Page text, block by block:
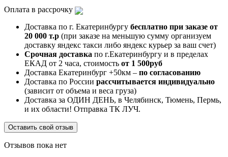
Оплата в рассрочку
Доставка по г. Екатеринбургу бесплатно при заказе от
20 000 т.р (при заказе на меньшую сумму организуем
доставку яндекс такси либо яндекс курьер за ваш счет)
Срочная доставка по г.Екатеринбургу и в пределах
ЕКАД от 2 часа, стоимость от 1 500руб
Доставка Екатеринбург +50км – по согласованию
Доставка по России рассчитывается индивидуально
(зависит от объема и веса груза)
Доставка за ОДИН ДЕНЬ, в Челябинск, Тюмень, Пермь,
и их области! Отправка ТК ЛУЧ.
Оставить свой отзыв
Отзывов пока нет